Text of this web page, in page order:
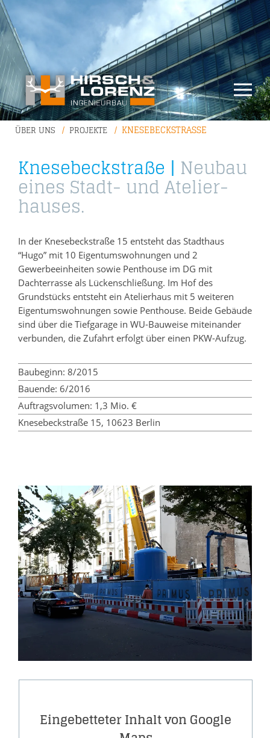
ÜBER UNS PROJEKTE KNESEBECKSTRASSE
Kne­s­e­beck­stra­ße | Neu­bau
eines Stadt- und Ate­li­er­
hau­ses.
In der Knesebeckstraße 15 entsteht das Stadthaus
“Hugo” mit 10 Eigentumswohnungen und 2
Gewerbeeinheiten sowie Penthouse im DG mit
Dachterrasse als Lückenschließung. Im Hof des
Grundstücks entsteht ein Atelierhaus mit 5 weiteren
Eigentumswohnungen sowie Penthouse. Beide Gebäude
sind über die Tiefgarage in WU-Bauweise miteinander
verbunden, die Zufahrt erfolgt über einen PKW-Aufzug.
Baubeginn: 8/2015
Bauende: 6/2016
Auftragsvolumen: 1,3 Mio. €
Knesebeckstraße 15, 10623 Berlin
Eingebetteter Inhalt von Google